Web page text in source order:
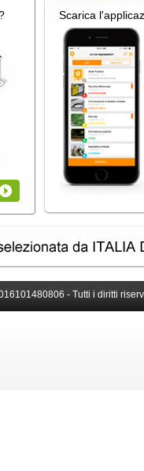
Scarica
016101480806 - Tutti i diritti